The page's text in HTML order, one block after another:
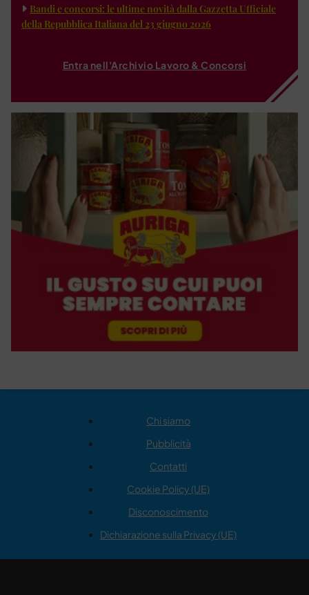
Bandi e concorsi: le ultime novità dalla Gazzetta Ufficiale
della Repubblica Italiana del 23 giugno 2026
Entra nell'Archivio Lavoro & Concorsi
Chi siamo
Pubblicità
Contatti
Cookie Policy (UE)
Disconoscimento
Dichiarazione sulla Privacy (UE)